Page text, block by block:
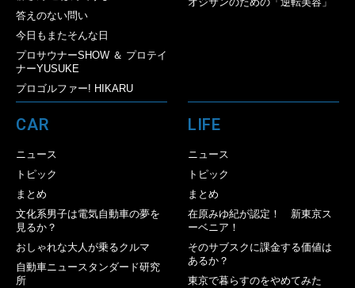
答えのない問い
今日もまたそんな日
プロサウナーSHOW ＆ プロテイ
ナーYUSUKE
プロゴルファー! HIKARU
CAR
ニュース
トピック
まとめ
文化系男子は電気自動車の夢を
見るか？
おしゃれな大人が乗るクルマ
自動車ニュースタンダード研究
所
LIFE
ニュース
トピック
まとめ
在原みゆ紀が認定！ 新東京ス
ーベニア！
そのサブスクに課金する価値は
あるか？
東京で暮らすのをやめてみた